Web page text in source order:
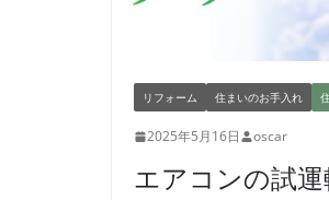
リフォーム 住まいのお手入れ
2025年5月16日 oscar
エアコンの試